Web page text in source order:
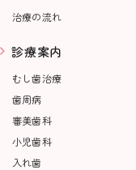
治療の流れ
診療案内
むし歯治療
歯周病
審美歯科
小児歯科
入れ歯